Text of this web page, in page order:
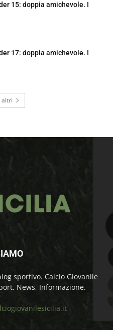
15: doppia amichevole. I
17: doppia amichevole. I
altri
sportivo. Calcio Giovanile
News, Informazione.